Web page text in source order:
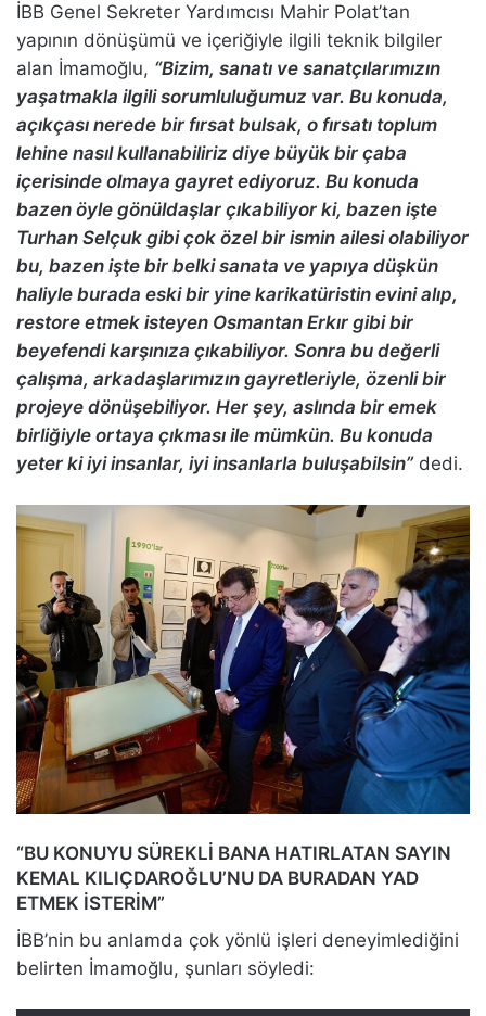
İBB Genel Sekreter Yardımcısı Mahir Polat’tan
yapının dönüşümü ve içeriğiyle ilgili teknik bilgiler
alan İmamoğlu, “Bizim, sanatı ve sanatçılarımızın
yaşatmakla ilgili sorumluluğumuz var. Bu konuda,
açıkçası nerede bir fırsat bulsak, o fırsatı toplum
lehine nasıl kullanabiliriz diye büyük bir çaba
içerisinde olmaya gayret ediyoruz. Bu konuda
bazen öyle gönüldaşlar çıkabiliyor ki, bazen işte
Turhan Selçuk gibi çok özel bir ismin ailesi olabiliyor
bu, bazen işte bir belki sanata ve yapıya düşkün
haliyle burada eski bir yine karikatüristin evini alıp,
restore etmek isteyen Osmantan Erkır gibi bir
beyefendi karşınıza çıkabiliyor. Sonra bu değerli
çalışma, arkadaşlarımızın gayretleriyle, özenli bir
projeye dönüşebiliyor. Her şey, aslında bir emek
birliğiyle ortaya çıkması ile mümkün. Bu konuda
yeter ki iyi insanlar, iyi insanlarla buluşabilsin” dedi.
“BU KONUYU SÜREKLİ BANA HATIRLATAN SAYIN
KEMAL KILIÇDAROĞLU’NU DA BURADAN YAD
ETMEK İSTERİM”
İBB’nin bu anlamda çok yönlü işleri deneyimlediğini
belirten İmamoğlu, şunları söyledi: